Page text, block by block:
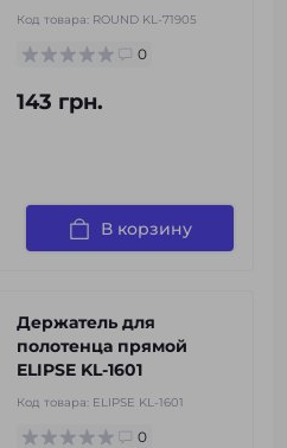
Код товара: ROUND KL-71905
0
143 грн.
В корзину
Держатель для
полотенца прямой
ELIPSE KL-1601
Код товара: ELIPSE KL-1601
0